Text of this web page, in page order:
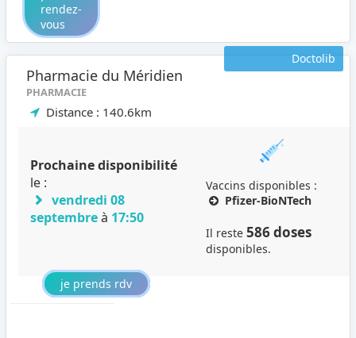
rendez-
vous
Doctolib
Pharmacie du Méridien
PHARMACIE
Distance : 140.6km
Prochaine disponibilité
le :
vendredi 08
septembreà 17:50
Vaccins disponibles :
Pfizer-BioNTech
Il reste586 doses
disponibles.
je prends rdv